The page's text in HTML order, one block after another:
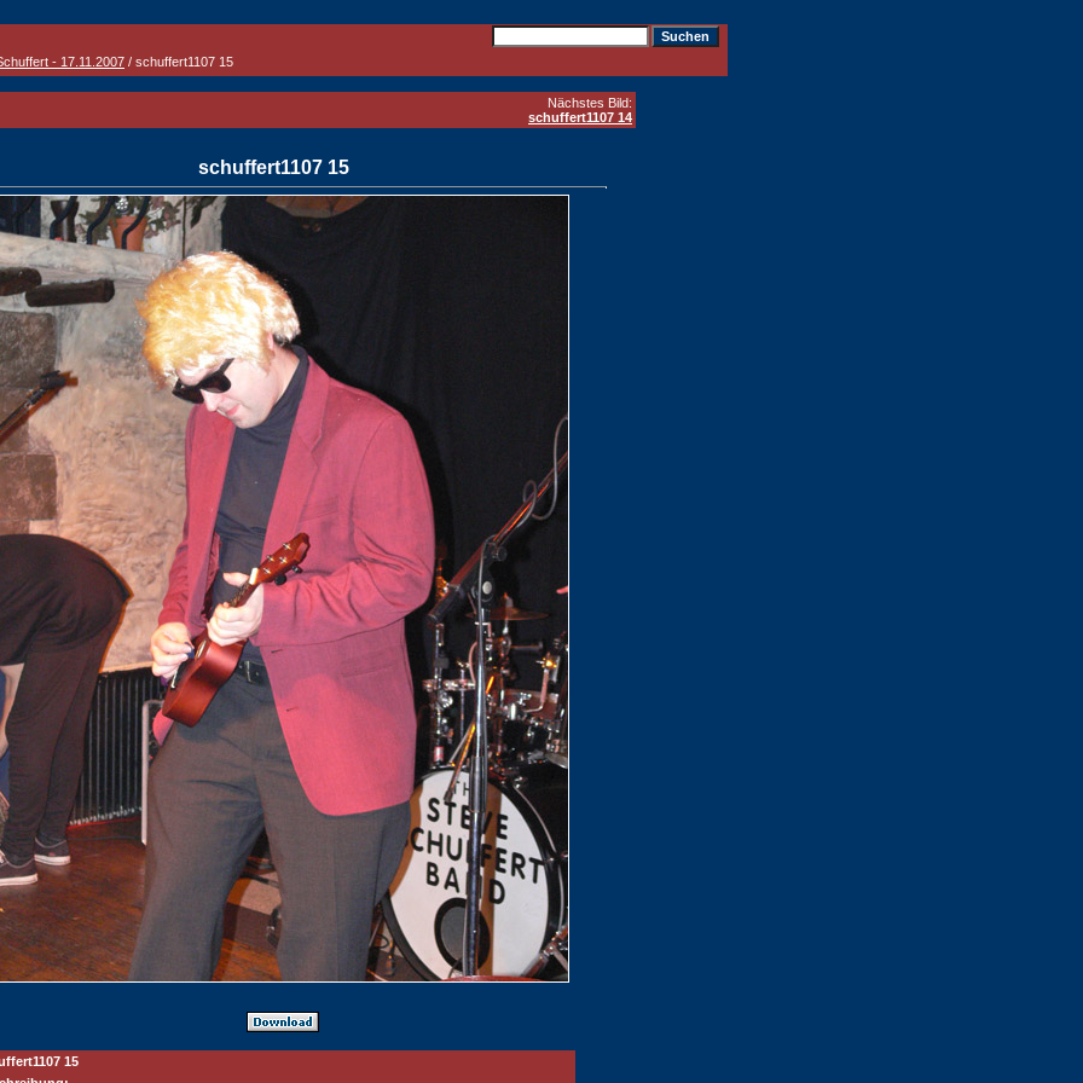
- 17.11.2007 / schuffert1107 15
Nächstes Bild:
schuffert1107 14
schuffert1107 15
15